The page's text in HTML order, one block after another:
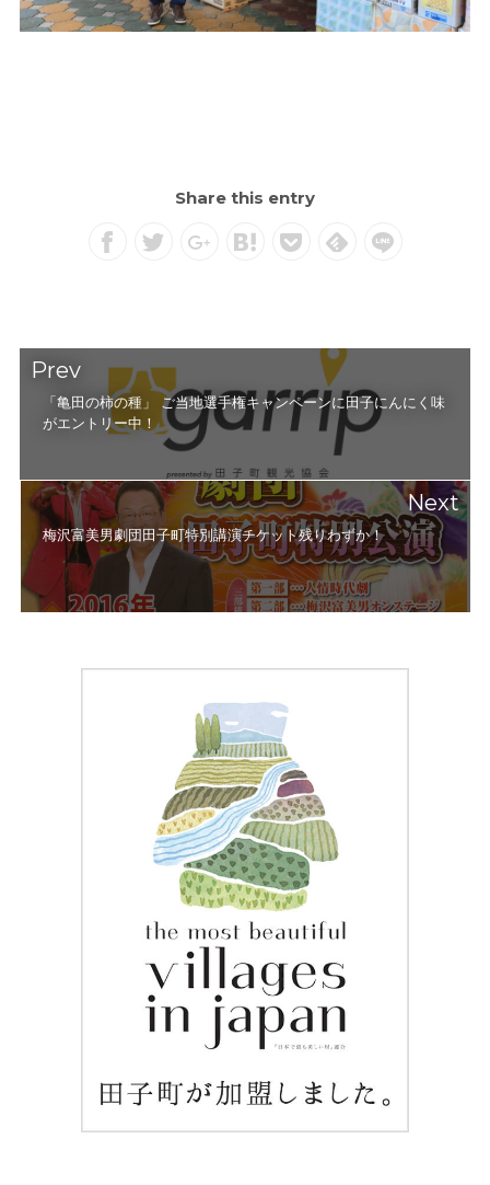
Share this entry
Prev
「亀田の柿の種」 ご当地選手権キャンペーンに田子にんにく味
がエントリー中！
Next
梅沢富美男劇団田子町特別講演チケット残りわずか！